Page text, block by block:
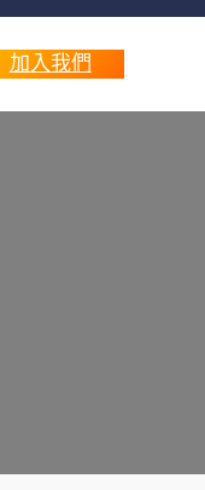
加入我們